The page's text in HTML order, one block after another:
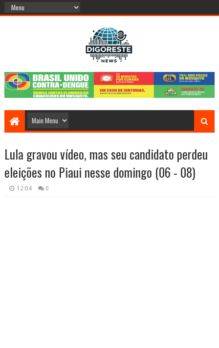
Lula gravou vídeo, mas seu candidato perdeu
eleições no Piaui nesse domingo (06 - 08)
12:04 0